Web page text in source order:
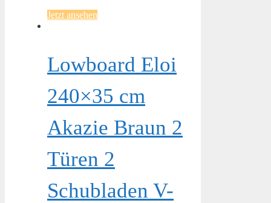
Jetzt ansehen
Lowboard Eloi
240×35 cm
Akazie Braun 2
Türen 2
Schubladen V-